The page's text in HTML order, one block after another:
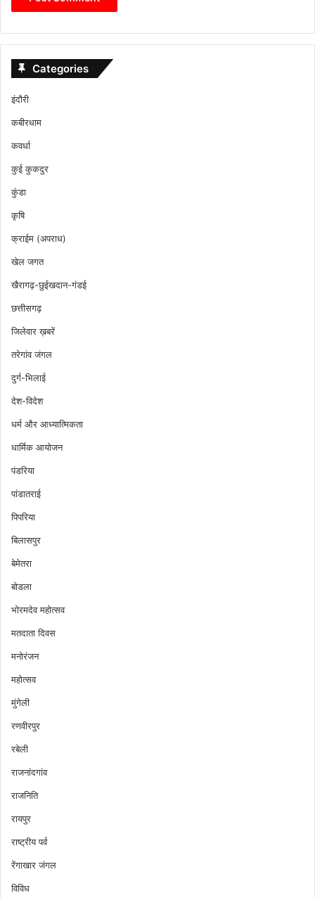
Categories
इंदौरी
कबीरधाम
कवर्धा
कुई कुकदुर
कुंडा
कृषि
क्राईम (अपराध)
खेल जगत
खैरागढ़-छुईखदान-गंडई
छत्तीसगढ़
जिलेवार ख़बरें
तरेगांव जंगल
दुर्ग-भिलाई
देश-विदेश
धर्म और आध्यात्मिकता
धार्मिक आयोजन
पंडरिया
पांडातराई
पिपरिया
बिलासपुर
बेमेतरा
बोडला
भोरमदेव महोत्सव
मतदाता दिवस
मनोरंजन
महोत्सव
मुंगेली
रणवीरपुर
रबेली
राजनांदगांव
राजनिति
रायपुर
राष्ट्रीय पर्व
रेंगाखार जंगल
विविध